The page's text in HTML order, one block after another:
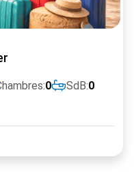
0 SdB:0